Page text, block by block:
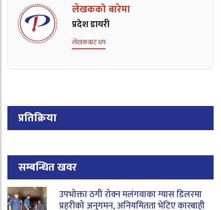
लेखकको बारेमा
प्रदेश डायरी
लेखकबाट थप
प्रतिक्रिया
सम्बन्धित खवर
उपभोक्ता ठगी रोक्न मलंगवाका ग्यास डिलरमा
प्रहरीको अनुगमन, अनियमितता भेटिए कारबाही